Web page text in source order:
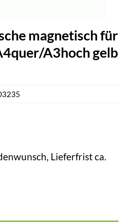
magnetisch für
A3hoch gelb
Lieferfrist ca.